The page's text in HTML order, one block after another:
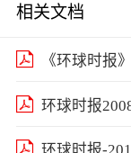
相关文档
《环球时报
环球时报